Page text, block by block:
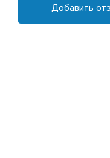
Добавить